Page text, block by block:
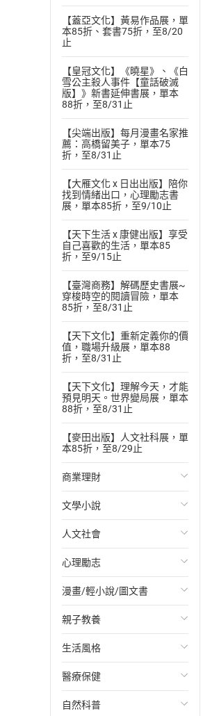
【蓋亞文化】黃易作品展，單
本85折、套書75折，至8/20
止
【皇冠文化】《曉星》、《白
雪公主殺人事件【童話破滅
版】》新書延伸書展，單本
88折，至8/31止
【尖端出版】每月漫畫名家推
薦：高橋留美子，單本75
折，至8/31止
【大雁文化 x 日出出版】陪你
找到情緒出口，心理勵志書
展，單本85折，至9/10止
【天下生活 x 康健出版】享受
自己喜歡的生活，單本85
折，至9/15止
【臺灣商務】解碼歷史書展~
穿梭時空的閱讀冒險，單本
85折，至8/31止
【天下文化】重新定義你的價
值，職場升級展，單本88
折，至8/31止
【天下文化】理解今天，才能
預見明天。世界變局展，單本
88折，至8/31止
【麥田出版】人文社科展，單
本85折，至8/29止
商業理財
投資理財
經濟/趨勢
財務/金融
管理/領導
職場工作術
成功法
行銷/廣告
傳記
文學小說
歐美文學
日本文學
韓國文學
華文文學
經典文學
成長/家庭生活小說
懸疑/推理小說
人文社會
國際關係
政治
社會科學
台灣/中國歷史
日/韓歷史
其他歷史/史學
心理勵志
心靈成長/情緒
人際關係
兩性關係
心理學
漫畫/輕小說/圖文書
輕小說
奇幻/科幻
愛情故事
職場/社會寫實
親子教養
教育現場
兒童文學/故事
兒童科普/學習
生活風格
飲食/食譜
健身/美顏
醫療保健
健康/養生
自然科普